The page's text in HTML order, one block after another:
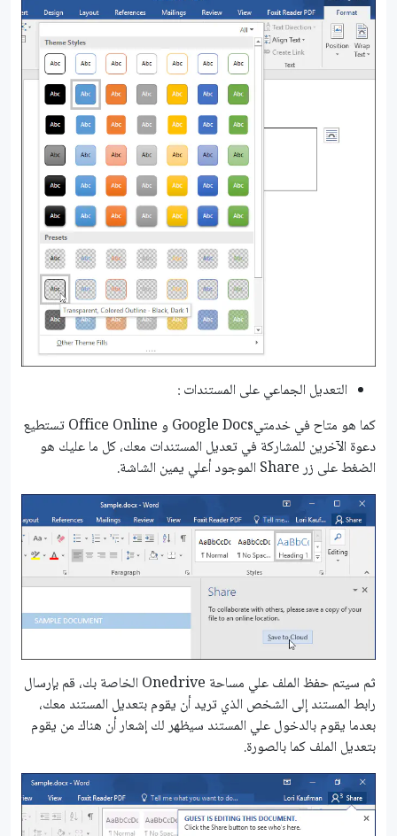
التعديل الجماعي على المستندات :
كما هو متاح في خدمتيGoogle Docs و Office Online تستطيع
دعوة اﻵخرين للمشاركة في تعديل المستندات معك، كل ما عليك هو
الضغط على زر Share الموجود أعلي يمين الشاشة.
ثم سيتم حفظ الملف علي مساحة Onedrive الخاصة بك، قم بإرسال
رابط المستند إلى الشخص الذي تريد أن يقوم بتعديل المستند معك،
بعدما يقوم بالدخول علي المستند سيظهر لك إشعار أن هناك من يقوم
بتعديل الملف كما بالصورة.